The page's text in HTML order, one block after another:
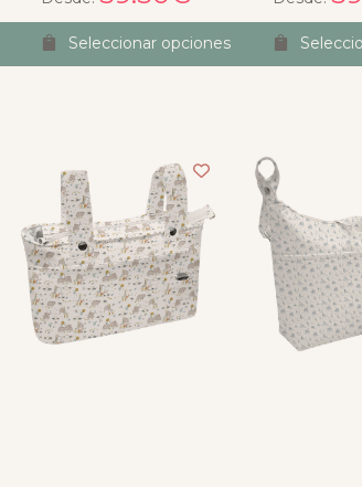
Seleccionar opciones